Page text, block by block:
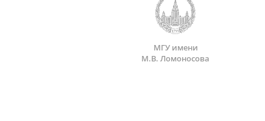
МГУ имени
М.В. Ломоносова